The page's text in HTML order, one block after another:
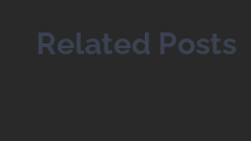
Related Posts